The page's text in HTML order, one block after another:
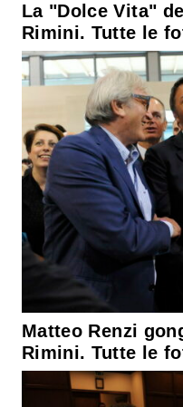
La "Dolce Vita"
Rimini. Tutte le
Matteo Renzi
Rimini. Tutte le